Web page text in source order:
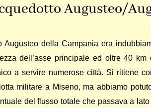
Augusteo/
Augusteo della Campania era
dell’asse principale ed oltre 40
a servire numerose città. Si ritiene
militare a Miseno, ma abbiamo
del flusso totale che passava a